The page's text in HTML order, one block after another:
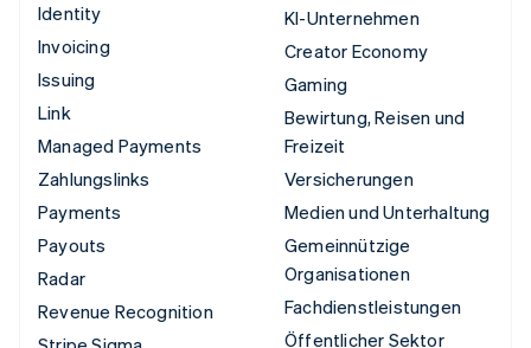
Identity
Invoicing
Issuing
Link
Managed Payments
Zahlungslinks
Payments
Payouts
Radar
Revenue Recognition
KI-Unternehmen
Creator Economy
Gaming
Bewirtung, Reisen und
Freizeit
Versicherungen
Medien und Unterhaltung
Gemeinnützige
Organisationen
Fachdienstleistungen
Öffentlicher Sektor